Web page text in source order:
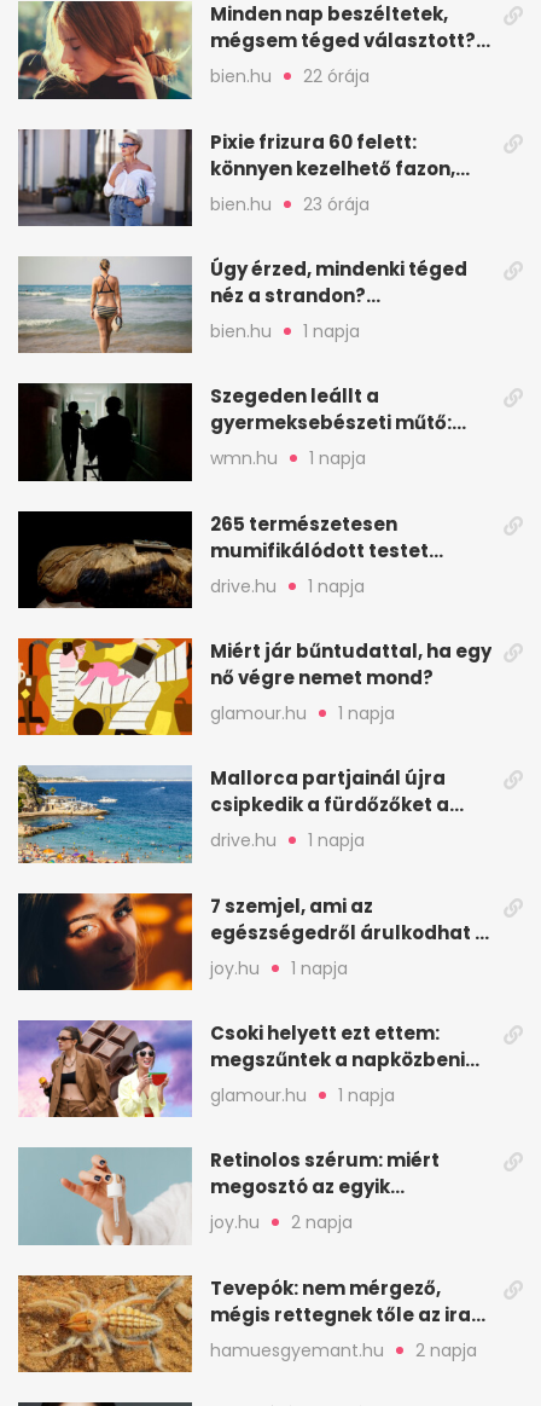
Minden nap beszéltetek,
mégsem téged választott?
Ez az érzelmi csapda
bien.hu 22 órája
Pixie frizura 60 felett:
könnyen kezelhető fazon,
ami karaktert ad
bien.hu 23 órája
Úgy érzed, mindenki téged
néz a strandon?
Pszichológusok szerint más
áll a háttérben
bien.hu 1 napja
Szegeden leállt a
gyermeksebészeti műtő:
elfogytak a tartalékok
wmn.hu 1 napja
265 természetesen
mumifikálódott testet
találtak egy váci templom
drive.hu 1 napja
Miért jár bűntudattal, ha egy
nő végre nemet mond?
glamour.hu 1 napja
Mallorca partjainál újra
csipkedik a fürdőzőket a
halak a sekély vízben
drive.hu 1 napja
7 szemjel, ami az
egészségedről árulkodhat –
erre figyelj oda
joy.hu 1 napja
Csoki helyett ezt ettem:
megszűntek a napközbeni
nassolási rohamok
glamour.hu 1 napja
Retinolos szérum: miért
megosztó az egyik
leghatásosabb
öregedésgátló?
joy.hu 2 napja
Tevepók: nem mérgező,
mégis rettegnek tőle az iraki
sivatagban
hamuesgyemant.hu 2 napja